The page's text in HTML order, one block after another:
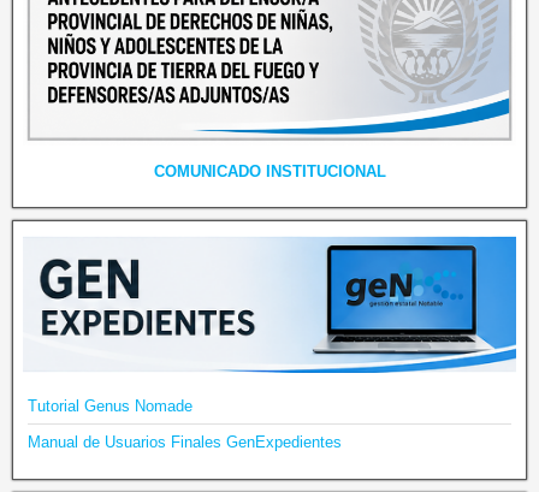
COMUNICADO INSTITUCIONAL
Tutorial Genus Nomade
Manual de Usuarios Finales GenExpedientes